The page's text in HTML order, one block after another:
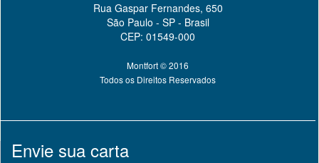
Rua Gaspar Fernandes, 650
São Paulo - SP - Brasil
CEP: 01549-000
Montfort © 2016
Todos os Direitos Reservados
Envie sua carta